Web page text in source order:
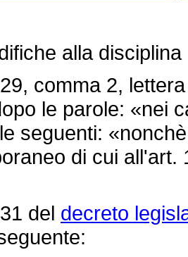
alla
comma 2,
le parole: «nei
seguenti:
di cui all'art.
del decreto